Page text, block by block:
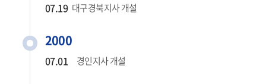
07.19 대구경북지사 개설
2000
07.01 경인지사 개설